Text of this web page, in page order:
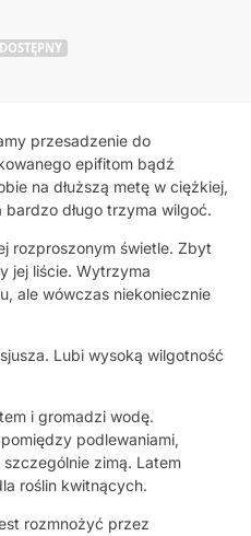
przesadzenie do
epifitom bądź
na dłuższą metę w ciężkiej,
długo trzyma wilgoć.
rozproszonym świetle. Zbyt
jej liście. Wytrzyma
ale wówczas niekoniecznie
Lubi wysoką wilgotność
i gromadzi wodę.
podlewaniami,
zimą. Latem
roślin kwitnących.
rozmnożyć przez